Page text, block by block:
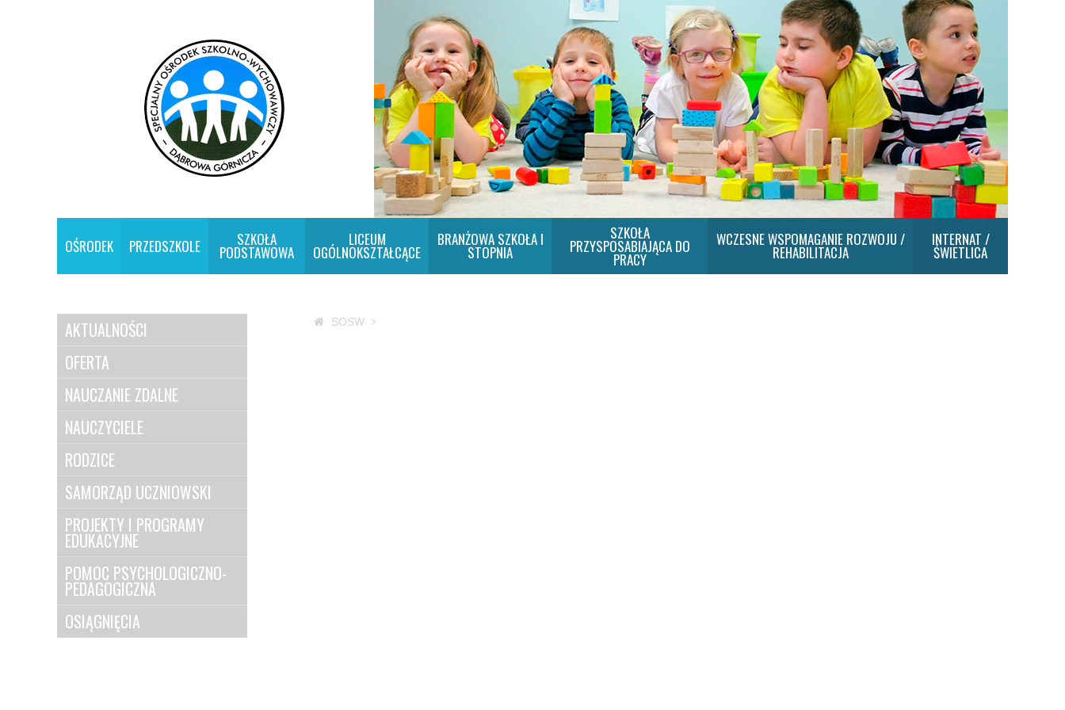
OŚRODEK PRZEDSZKOLE SZKOŁA
PODSTAWOWA
LICEUM
OGÓLNOKSZTAŁCĄCE
BRANŻOWA SZKOŁA I
STOPNIA
SZKOŁA
PRZYSPOSABIAJĄCA DO
PRACY
WCZESNE WSPOMAGANIE ROZWOJU /
REHABILITACJA
INTERNAT /
ŚWIETLICA
AKTUALNOŚCI
OFERTA
NAUCZANIE ZDALNE
NAUCZYCIELE
RODZICE
SAMORZĄD UCZNIOWSKI
PROJEKTY I PROGRAMY
EDUKACYJNE
POMOC PSYCHOLOGICZNO-
PEDAGOGICZNA
OSIĄGNIĘCIA
SOSW